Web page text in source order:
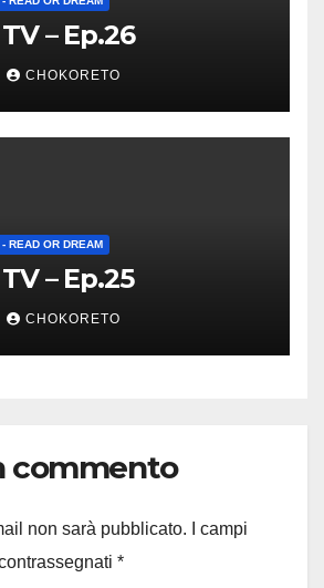
– Ep.26
CHOKORETO
READ OR DREAM
– Ep.25
CHOKORETO
commento
non sarà pubblicato.
I campi
*